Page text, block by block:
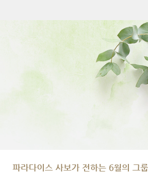
파라다이스 사보가 전하는 6월의 그